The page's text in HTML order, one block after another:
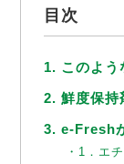
目次
1. このよう
2. 鮮度保
3. e-Fresh
・1．エ